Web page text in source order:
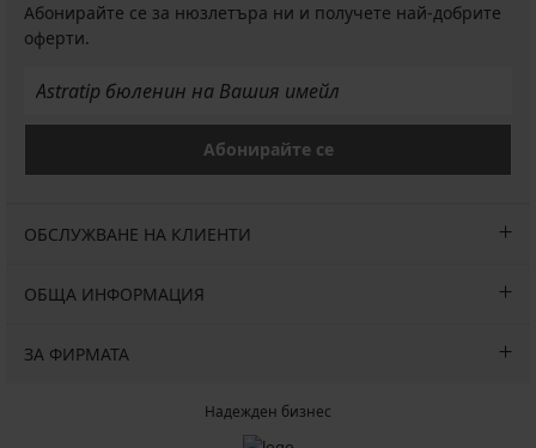
Абонирайте се за нюзлетъра ни и получете най-добрите
оферти.
Абонирайте се
ОБСЛУЖВАНЕ НА КЛИЕНТИ
ОБЩА ИНФОРМАЦИЯ
ЗА ФИРМАТА
Надежден бизнес